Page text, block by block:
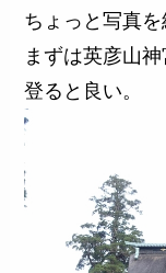
ちょっと写真を
まずは英彦山
登ると良い。